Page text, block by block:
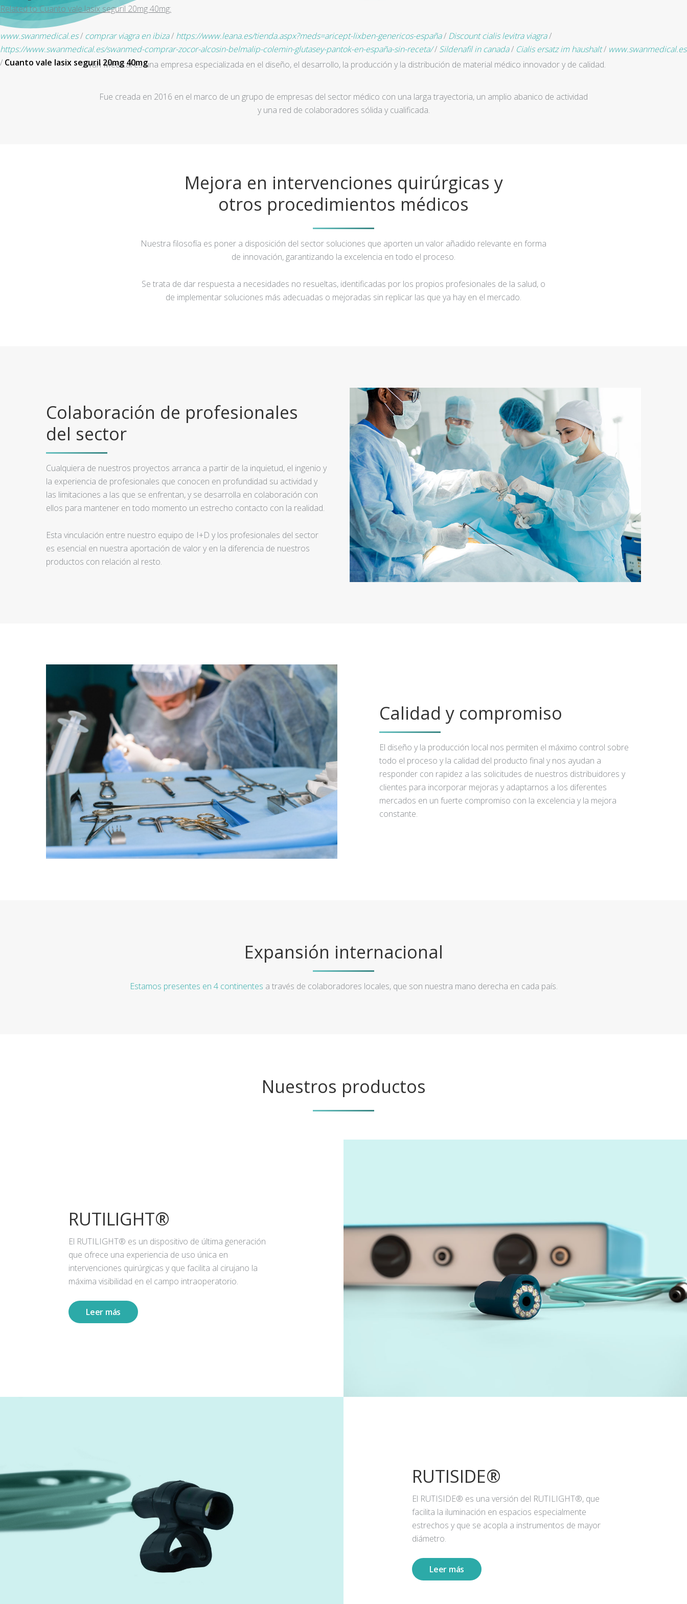
Related to Cuanto vale lasix seguril 20mg 40mg:
www.swanmedical.es/ comprar viagra en ibiza/ https://www.leana.es/tienda.aspx?meds=aricept-lixben-genericos-españa/ Discount cialis levitra viagra/
https://www.swanmedical.es/swanmed-comprar-zocor-alcosin-belmalip-colemin-glutasey-pantok-en-españa-sin-receta// Sildenafil in canada/ Cialis ersatz im haushalt/ www.swanmedical.es
/ Cuanto vale lasix seguril 20mg 40mgSwan Medical es una empresa especializada en el diseño, el desarrollo, la producción y la distribución de material médico innovador y de calidad.
Fue creada en 2016 en el marco de un grupo de empresas del sector médico con una larga trayectoria, un amplio abanico de actividad
y una red de colaboradores sólida y cualificada.
Mejora en intervenciones quirúrgicas y
otros procedimientos médicos
Nuestra filosofía es poner a disposición del sector soluciones que aporten un valor añadido relevante en forma
de innovación, garantizando la excelencia en todo el proceso.
Se trata de dar respuesta a necesidades no resueltas, identificadas por los propios profesionales de la salud, o
de implementar soluciones más adecuadas o mejoradas sin replicar las que ya hay en el mercado.
Colaboración de profesionales
del sector
Cualquiera de nuestros proyectos arranca a partir de la inquietud, el ingenio y
la experiencia de profesionales que conocen en profundidad su actividad y
las limitaciones a las que se enfrentan, y se desarrolla en colaboración con
ellos para mantener en todo momento un estrecho contacto con la realidad.
Esta vinculación entre nuestro equipo de I+D y los profesionales del sector
es esencial en nuestra aportación de valor y en la diferencia de nuestros
productos con relación al resto.
Calidad y compromiso
El diseño y la producción local nos permiten el máximo control sobre
todo el proceso y la calidad del producto final y nos ayudan a
responder con rapidez a las solicitudes de nuestros distribuidores y
clientes para incorporar mejoras y adaptarnos a los diferentes
mercados en un fuerte compromiso con la excelencia y la mejora
constante.
Expansión internacional
Estamos presentes en 4 continentes a través de colaboradores locales, que son nuestra mano derecha en cada país.
Nuestros productos
RUTILIGHT®
El RUTILIGHT® es un dispositivo de última generación
que ofrece una experiencia de uso única en
intervenciones quirúrgicas y que facilita al cirujano la
máxima visibilidad en el campo intraoperatorio.
Leer más
RUTISIDE®
El RUTISIDE® es una versión del RUTILIGHT®, que
facilita la iluminación en espacios especialmente
estrechos y que se acopla a instrumentos de mayor
diámetro.
Leer más